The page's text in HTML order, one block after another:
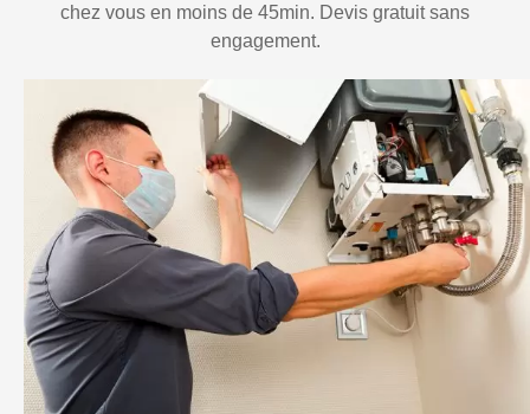
chez vous en moins de 45min. Devis gratuit sans
engagement.